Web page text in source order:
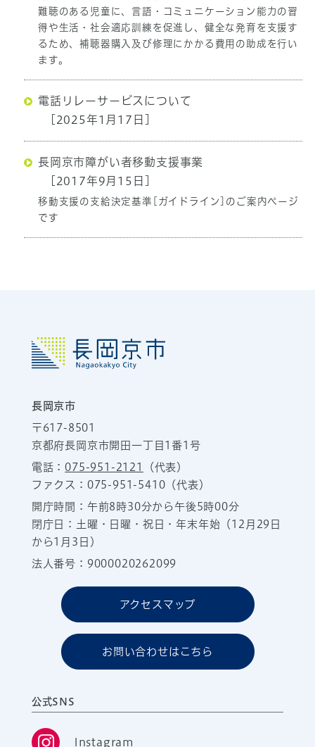
難聴のある児童に、言語・コミュニケーション能力の習
得や生活・社会適応訓練を促進し、健全な発育を支援す
るため、補聴器購入及び修理にかかる費用の助成を行い
ます。
電話リレーサービスについて
[2025年1月17日]
長岡京市障がい者移動支援事業
[2017年9月15日]
移動支援の支給決定基準[ガイドライン]のご案内ページ
です
長岡京市
〒617-8501
京都府長岡京市開田一丁目1番1号
電話：075-951-2121
（代表）
ファクス：075-951-5410（代表）
開庁時間：午前8時30分から午後5時00分
閉庁日：土曜・日曜・祝日・年末年始（12月29日
から1月3日）
法人番号：9000020262099
アクセスマップ
お問い合わせはこちら
公式SNS
Instagram